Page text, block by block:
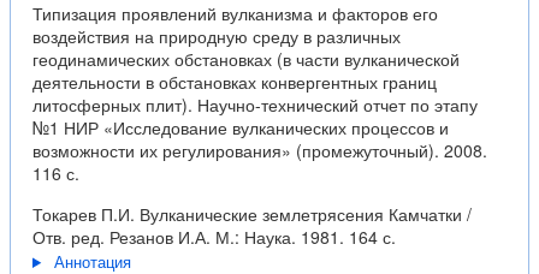
Типизация проявлений вулканизма и факторов его
воздействия на природную среду в различных
геодинамических обстановках (в части вулканической
деятельности в обстановках конвергентных границ
литосферных плит). Научно-технический отчет по этапу
№1 НИР «Исследование вулканических процессов и
возможности их регулирования» (промежуточный). 2008.
116 с.
Токарев П.И. Вулканические землетрясения Камчатки /
Отв. ред. Резанов И.А. М.: Наука. 1981. 164 с.
Аннотация